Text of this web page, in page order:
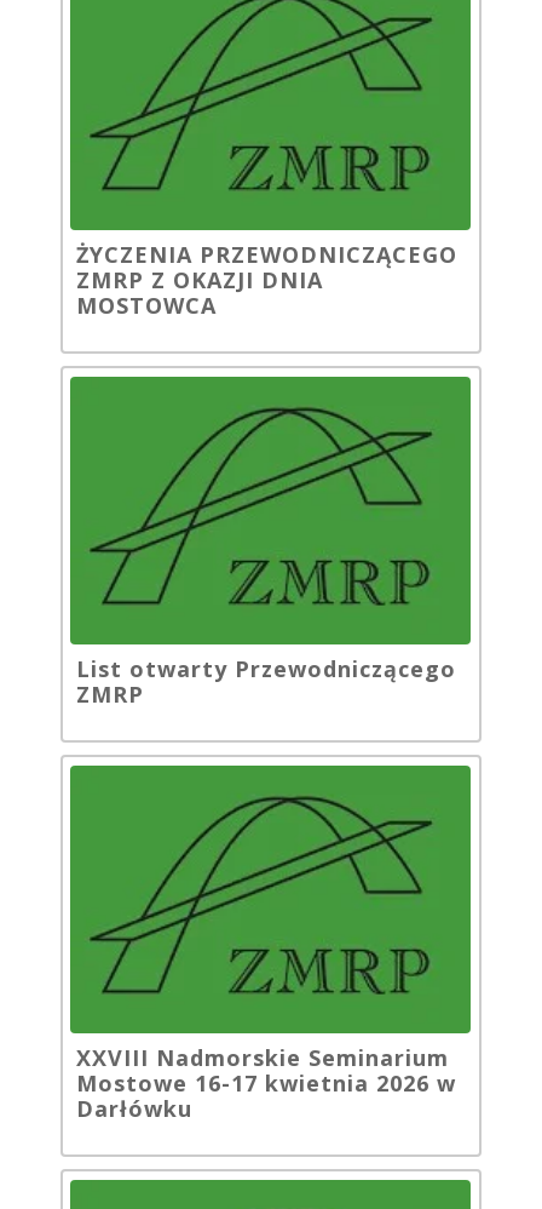
ŻYCZENIA PRZEWODNICZĄCEGO
ZMRP Z OKAZJI DNIA
MOSTOWCA
List otwarty Przewodniczącego
ZMRP
XXVIII Nadmorskie Seminarium
Mostowe 16-17 kwietnia 2026 w
Darłówku